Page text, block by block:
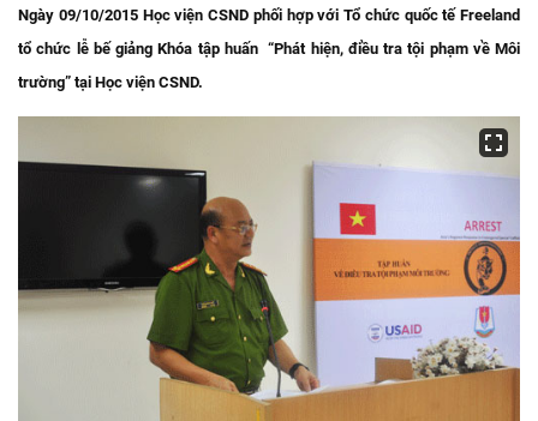
Ngày 09/10/2015 Học viện CSND phối hợp với Tổ chức quốc tế Freeland
tổ chức lễ bế giảng Khóa tập huấn “Phát hiện, điều tra tội phạm về Môi
trường” tại Học viện CSND.